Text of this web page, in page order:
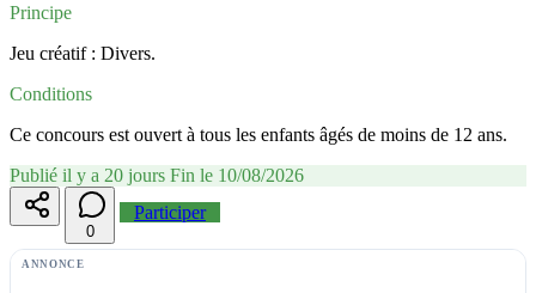
Principe
Jeu créatif : Divers.
Conditions
Ce concours est ouvert à tous les enfants âgés de moins de 12 ans.
Publié il y a 20 jours Fin le 10/08/2026
0
Participer
ANNONCE